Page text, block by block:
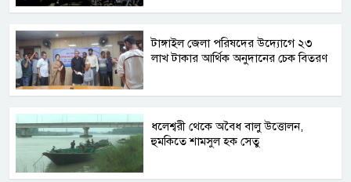
টাঙ্গাইল জেলা পরিষদের উদ্যোগে ২৩
লাখ টাকার আর্থিক অনুদানের চেক বিতরণ
ধলেশ্বরী থেকে অবৈধ বালু উত্তোলন,
হুমকিতে শামসুল হক সেতু